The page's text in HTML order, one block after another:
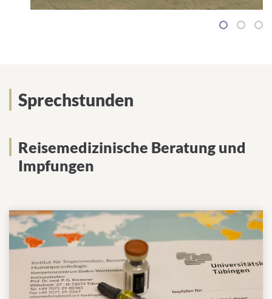
1 2 3
Sprechstunden
Reisemedizinische Beratung und
Impfungen